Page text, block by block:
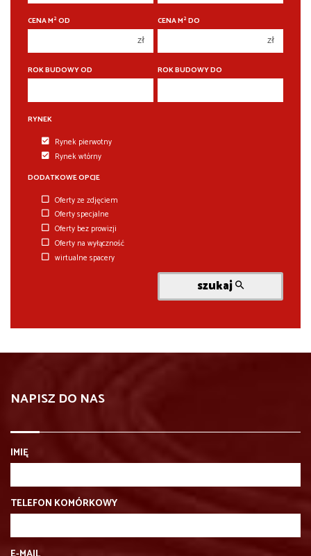
3 pokoje
4 pokoje
6 pokoi
3 pokoje
4 pokoje
6 pokoi
CENA M2OD
zł
CENA M2DO
zł
ROK BUDOWY OD ROK BUDOWY DO
RYNEK
Rynek pierwotny
Rynek wtórny
DODATKOWE OPCJE
Oferty ze zdjęciem
Oferty specjalne
Oferty bez prowizji
Oferty na wyłączność
wirtualne spacery
szukaj
NAPISZ DO NAS
IMIĘ
TELEFON KOMÓRKOWY